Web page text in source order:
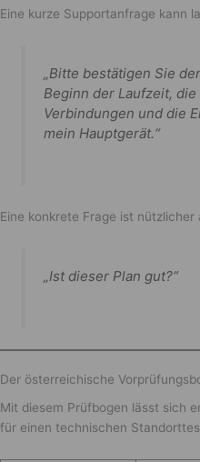
Eine kurze Supportanfrage kann
„Bitte bestätigen Sie
Beginn der Laufzeit,
Verbindungen und die
mein Hauptgerät.“
Eine konkrete Frage ist
„Ist dieser Plan gut?“
Der österreichische
Mit diesem Prüfbogen lässt sich
für einen technischen